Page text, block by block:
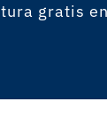
gratis